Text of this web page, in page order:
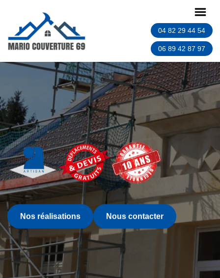
04 82 29 44 54
06 89 42 87 97
Nos réalisations Nous contacter